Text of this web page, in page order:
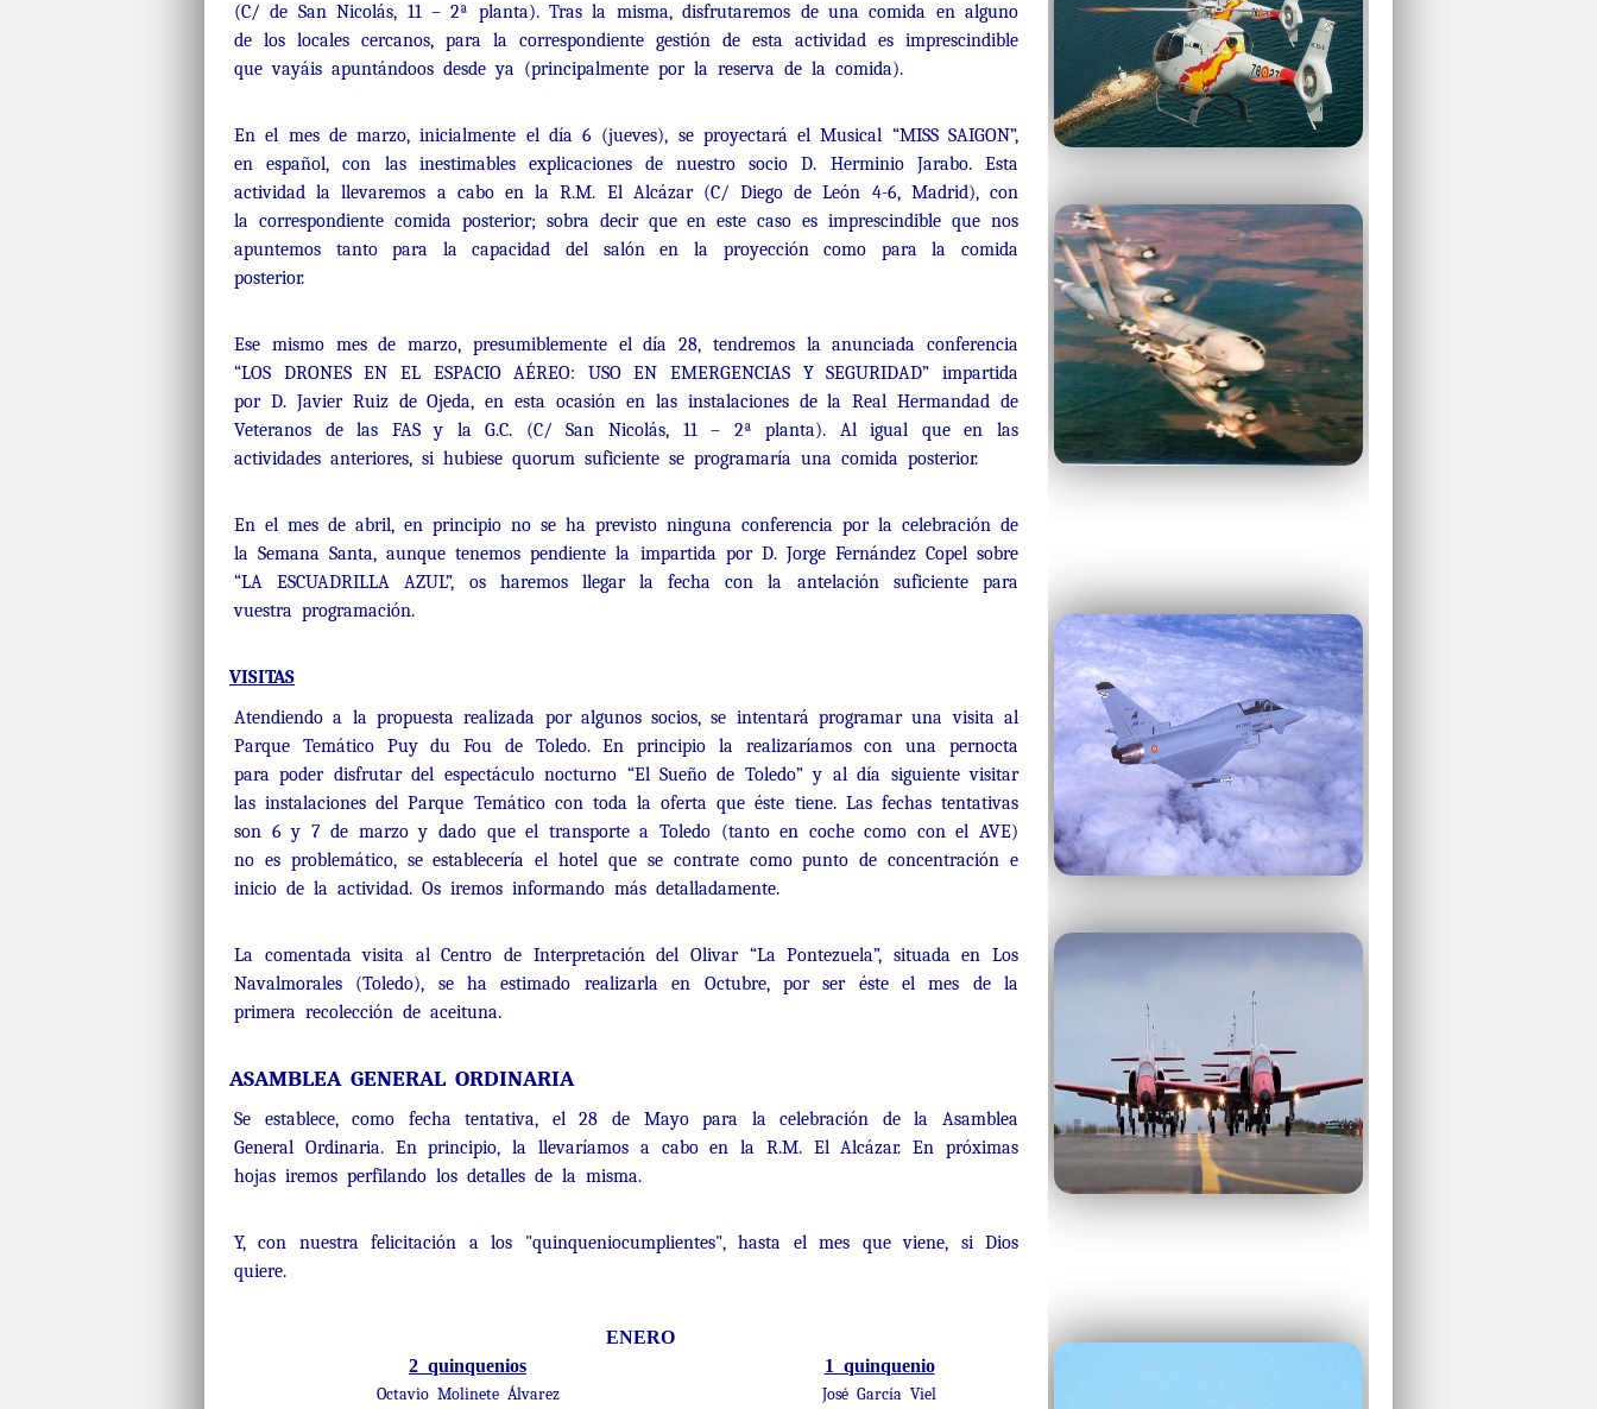
(C/ de San Nicolás, 11 – 2ª planta). Tras la misma, disfrutaremos de una comida en alguno
de los locales cercanos, para la correspondiente gestión de esta actividad es imprescindible
que vayáis apuntándoos desde ya (principalmente por la reserva de la comida).
En el mes de marzo, inicialmente el día 6 (jueves), se proyectará el Musical “MISS SAIGON”,
en español, con las inestimables explicaciones de nuestro socio D. Herminio Jarabo. Esta
actividad la llevaremos a cabo en la R.M. El Alcázar (C/ Diego de León 4-6, Madrid), con
la correspondiente comida posterior; sobra decir que en este caso es imprescindible que nos
apuntemos tanto para la capacidad del salón en la proyección como para la comida
posterior.
Ese mismo mes de marzo, presumiblemente el día 28, tendremos la anunciada conferencia
“LOS DRONES EN EL ESPACIO AÉREO: USO EN EMERGENCIAS Y SEGURIDAD” impartida
por D. Javier Ruiz de Ojeda, en esta ocasión en las instalaciones de la Real Hermandad de
Veteranos de las FAS y la G.C. (C/ San Nicolás, 11 – 2ª planta). Al igual que en las
actividades anteriores, si hubiese quorum suficiente se programaría una comida posterior.
En el mes de abril, en principio no se ha previsto ninguna conferencia por la celebración de
la Semana Santa, aunque tenemos pendiente la impartida por D. Jorge Fernández Copel sobre
“LA ESCUADRILLA AZUL”, os haremos llegar la fecha con la antelación suficiente para
vuestra programación.
VISITAS
Atendiendo a la propuesta realizada por algunos socios, se intentará programar una visita al
Parque Temático Puy du Fou de Toledo. En principio la realizaríamos con una pernocta
para poder disfrutar del espectáculo nocturno “El Sueño de Toledo” y al día siguiente visitar
las instalaciones del Parque Temático con toda la oferta que éste tiene. Las fechas tentativas
son 6 y 7 de marzo y dado que el transporte a Toledo (tanto en coche como con el AVE)
no es problemático, se establecería el hotel que se contrate como punto de concentración e
inicio de la actividad. Os iremos informando más detalladamente.
La comentada visita al Centro de Interpretación del Olivar “La Pontezuela”, situada en Los
Navalmorales (Toledo), se ha estimado realizarla en Octubre, por ser éste el mes de la
primera recolección de aceituna.
ASAMBLEA GENERAL ORDINARIA
Se establece, como fecha tentativa, el 28 de Mayo para la celebración de la Asamblea
General Ordinaria. En principio, la llevaríamos a cabo en la R.M. El Alcázar. En próximas
hojas iremos perfilando los detalles de la misma.
Y, con nuestra felicitación a los "quinqueniocumplientes", hasta el mes que viene, si Dios
quiere.
ENERO
2 quinquenios
1 quinquenio
Octavio Molinete Álvarez
José García Viel